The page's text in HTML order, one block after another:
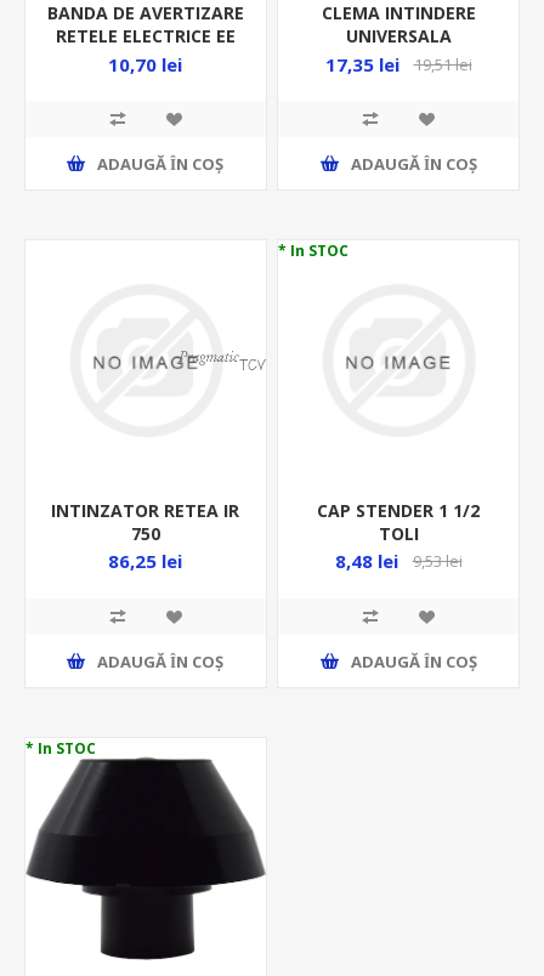
BANDA DE AVERTIZARE
RETELE ELECTRICE EE
10MX0.25M
10,70 lei
ADAUGĂ ȊN COŞ
CLEMA INTINDERE
UNIVERSALA
BRANSAMENT
17,35 lei 19,51 lei
ADAUGĂ ȊN COŞ
INTINZATOR RETEA IR
750
86,25 lei
ADAUGĂ ȊN COŞ
* In STOC
CAP STENDER 1 1/2
TOLI
8,48 lei 9,53 lei
ADAUGĂ ȊN COŞ
* In STOC